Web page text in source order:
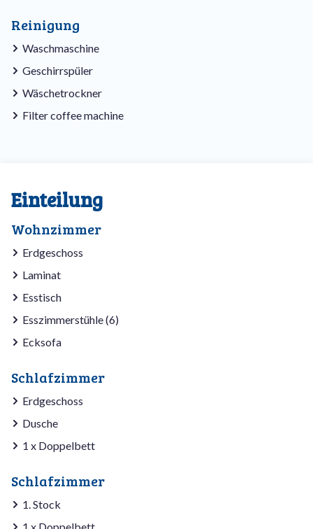
Reinigung
Waschmaschine
Geschirrspüler
Wäschetrockner
Filter coffee machine
Einteilung
Wohnzimmer
Erdgeschoss
Laminat
Esstisch
Esszimmerstühle (6)
Ecksofa
Schlafzimmer
Erdgeschoss
Dusche
1 x Doppelbett
Schlafzimmer
1. Stock